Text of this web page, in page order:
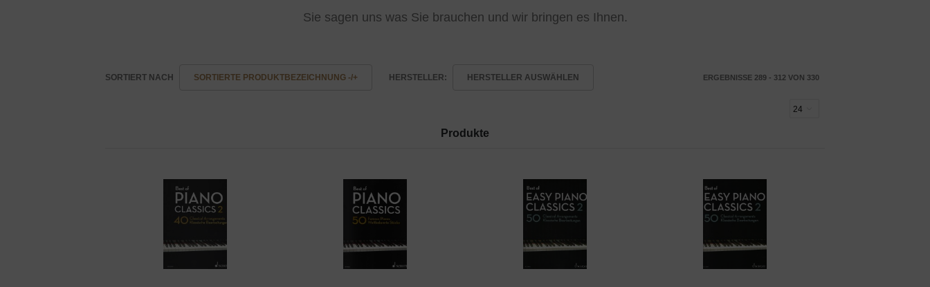
Sie sagen uns was Sie brauchen und wir bringen es Ihnen.
SORTIERT NACH SORTIERTE PRODUKTBEZEICHNUNG -/+ HERSTELLER: HERSTELLER AUSWÄHLEN ERGEBNISSE 289 - 312 VON 330
Produkte